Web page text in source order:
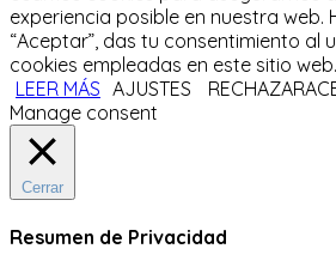
experiencia posible en nuestra web.
“Aceptar”, das tu consentimiento al
cookies empleadas en este sitio web.
LEER MÁS AJUSTES RECHAZAR
Manage consent
Cerrar
Resumen de Privacidad